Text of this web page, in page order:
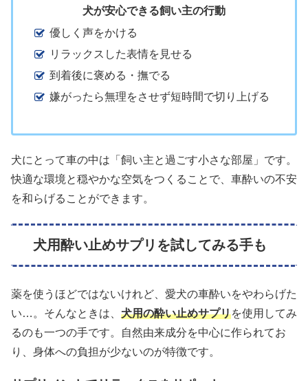
犬が安心できる飼い主の行動
優しく声をかける
リラックスした表情を見せる
到着後に褒める・撫でる
嫌がったら無理をさせず短時間で切り上げる
犬にとって車の中は「飼い主と過ごす小さな部屋」です。
快適な環境と穏やかな空気をつくることで、車酔いの不安
を和らげることができます。
犬用酔い止めサプリを試してみる手も
薬を使うほどではないけれど、愛犬の車酔いをやわらげた
い…。そんなときは、 犬用の酔い止めサプリを使用してみ
るのも一つの手です。自然由来成分を中心に作られてお
り、身体への負担が少ないのが特徴です。